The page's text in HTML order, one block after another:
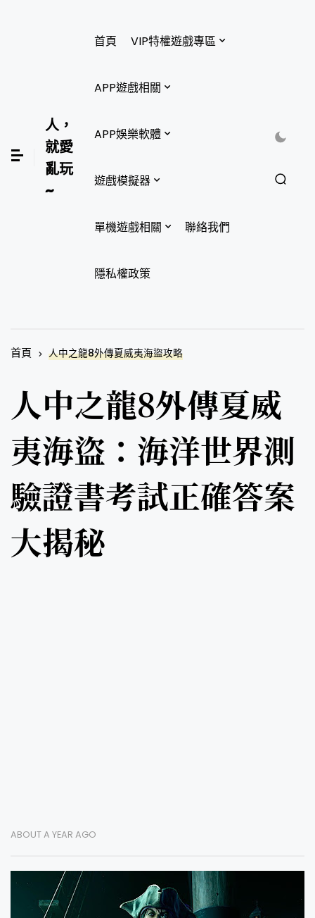
人，
就愛
亂玩
~
首頁 VIP特權遊戲專區
APP遊戲相關
APP娛樂軟體
遊戲模擬器
單機遊戲相關 聯絡我們
隱私權政策
首頁 人中之龍8外傳夏威夷海盜攻略
人中之龍8外傳夏威
夷海盜：海洋世界測
驗證書考試正確答案
大揭秘
ABOUT A YEAR AGO